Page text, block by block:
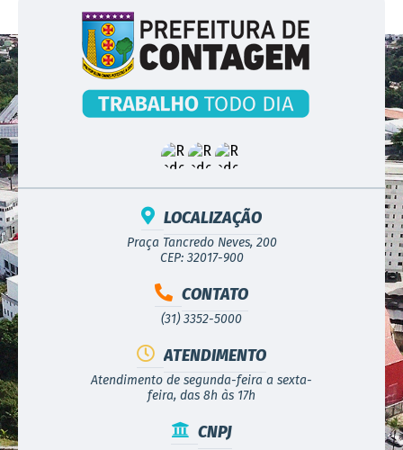
LOCALIZAÇÃO
Praça Tancredo Neves, 200
CEP: 32017-900
CONTATO
(31) 3352-5000
ATENDIMENTO
Atendimento de segunda-feira a sexta-
feira, das 8h às 17h
CNPJ